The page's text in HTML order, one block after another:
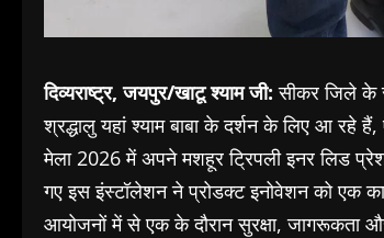
दिव्यराष्ट्र, जयपुर/खाटू श्याम जी: सीकर जिले के
श्रद्धालु यहां श्याम बाबा के दर्शन के लिए आ रहे
मेला 2026 में अपने मशहूर ट्रिपली इनर लिड
गए इस इंस्टॉलेशन ने प्रोडक्ट इनोवेशन को एक
आयोजनों में से एक के दौरान सुरक्षा, जागरूकता